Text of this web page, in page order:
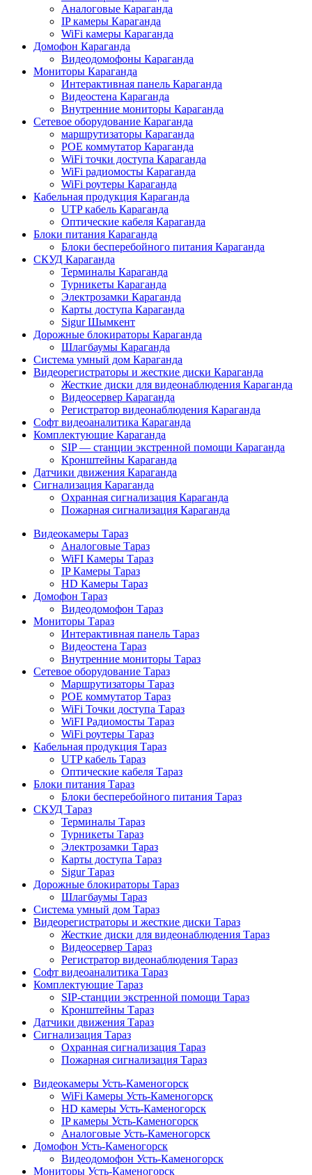
Аналоговые Караганда
IP камеры Караганда
WiFi камеры Караганда
Домофон Караганда
Видеодомофоны Караганда
Мониторы Караганда
Интерактивная панель Караганда
Видеостена Караганда
Внутренние мониторы Караганда
Сетевое оборудование Караганда
маршрутизаторы Караганда
POE коммутатор Караганда
WiFi точки доступа Караганда
WiFi радиомосты Караганда
WiFi роутеры Караганда
Кабельная продукция Караганда
UTP кабель Караганда
Оптические кабеля Караганда
Блоки питания Караганда
Блоки бесперебойного питания Караганда
СКУД Караганда
Терминалы Караганда
Турникеты Караганда
Электрозамки Караганда
Карты доступа Караганда
Sigur Шымкент
Дорожные блокираторы Караганда
Шлагбаумы Караганда
Система умный дом Караганда
Видеорегистраторы и жесткие диски Караганда
Жесткие диски для видеонаблюдения Караганда
Видеосервер Караганда
Регистратор видеонаблюдения Караганда
Софт видеоаналитика Караганда
Комплектующие Караганда
SIP — станции экстренной помощи Караганда
Кронштейны Караганда
Датчики движения Караганда
Сигнализация Караганда
Охранная сигнализация Караганда
Пожарная сигнализация Караганда
Видеокамеры Тараз
Аналоговые Тараз
WiFI Камеры Тараз
IP Камеры Тараз
HD Камеры Тараз
Домофон Тараз
Видеодомофон Тараз
Мониторы Тараз
Интерактивная панель Тараз
Видеостена Тараз
Внутренние мониторы Тараз
Сетевое оборудование Тараз
Маршрутизаторы Тараз
POE коммутатор Тараз
WiFi Точки доступа Тараз
WiFI Радиомосты Тараз
WiFi роутеры Тараз
Кабельная продукция Тараз
UTP кабель Тараз
Оптические кабеля Тараз
Блоки питания Тараз
Блоки бесперебойного питания Тараз
СКУД Тараз
Терминалы Тараз
Турникеты Тараз
Электрозамки Тараз
Карты доступа Тараз
Sigur Тараз
Дорожные блокираторы Тараз
Шлагбаумы Тараз
Система умный дом Тараз
Видеорегистраторы и жесткие диски Тараз
Жесткие диски для видеонаблюдения Тараз
Видеосервер Тараз
Регистратор видеонаблюдения Тараз
Софт видеоаналитика Тараз
Комплектующие Тараз
SIP-станции экстренной помощи Тараз
Кронштейны Тараз
Датчики движения Тараз
Сигнализация Тараз
Охранная сигнализация Тараз
Пожарная сигнализация Тараз
Видеокамеры Усть-Каменогорск
WiFi Камеры Усть-Каменогорск
HD камеры Усть-Каменогорск
IP камеры Усть-Каменогорск
Аналоговые Усть-Каменогорск
Домофон Усть-Каменогорск
Видеодомофон Усть-Каменогорск
Мониторы Усть-Каменогорск